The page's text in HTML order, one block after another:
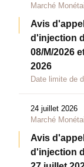
Marché
Avis
d'injection
08/M/2026
2026
Date limite de
24 juillet 2026
Marché
Avis
d'injection